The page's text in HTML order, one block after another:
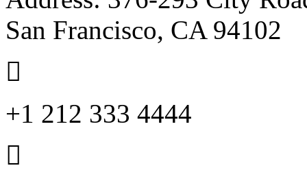
San Francisco, CA 94102
+1 212 333 4444